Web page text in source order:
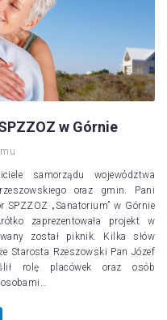
w Górnie
samorządu województwa
oraz gmin. Pani
SPZZOZ „Sanatorium” w Górnie
zaprezentowała projekt w
został piknik. Kilka słów
Starosta Rzeszowski Pan Józef
rolę placówek oraz osób